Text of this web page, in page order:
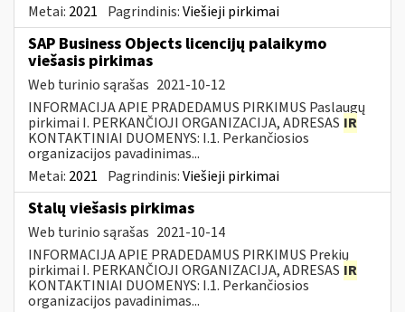
Metai: 2021 Pagrindinis:Viešieji pirkimai
SAP Business Objects licencijų palaikymo
viešasis pirkimas
Web turinio sąrašas 2021-10-12
INFORMACIJA APIE PRADEDAMUS PIRKIMUS Paslaugų
pirkimai I. PERKANČIOJI ORGANIZACIJA, ADRESAS IR
KONTAKTINIAI DUOMENYS: I.1. Perkančiosios
organizacijos pavadinimas...
Metai: 2021 Pagrindinis:Viešieji pirkimai
Stalų viešasis pirkimas
Web turinio sąrašas 2021-10-14
INFORMACIJA APIE PRADEDAMUS PIRKIMUS Prekių
pirkimai I. PERKANČIOJI ORGANIZACIJA, ADRESAS IR
KONTAKTINIAI DUOMENYS: I.1. Perkančiosios
organizacijos pavadinimas...